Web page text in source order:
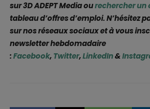
sur 3D ADEPT Media ourechercher un
tableau d’offres d’emploi. N’hésitez
sur nos réseaux sociaux et à vous
newsletter hebdomadaire
:Facebook,Twitter,LinkedIn&